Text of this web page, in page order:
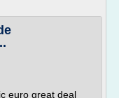
euro great deal